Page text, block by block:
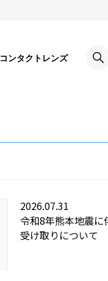
コンタクトレンズ
2026.07.31
令和8年熊本地震
受け取りについて